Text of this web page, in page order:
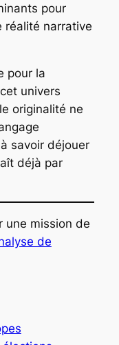
pour
réalité narrative
pour la
univers
originalité ne
savoir déjouer
déjà par
une mission de
de